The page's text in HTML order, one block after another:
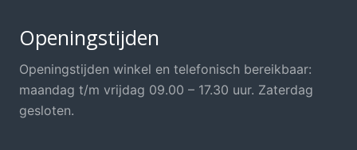
Openingstijden
Openingstijden winkel en telefonisch bereikbaar:
maandag t/m vrijdag 09.00 – 17.30 uur. Zaterdag
gesloten.